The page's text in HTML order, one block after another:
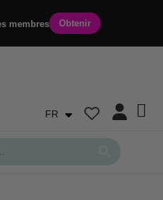
membres Obtenir
FR